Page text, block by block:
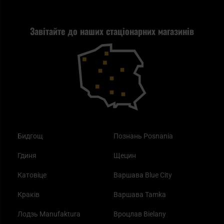
Завітайте до наших стаціонарних магазинів
Бидгощ
Гдиня
Катовіце
Краків
Лодзь Manufaktura
Познань Posnania
Щецин
Варшава Blue City
Варшава Tamka
Вроцлав Bielany
Повернення товару
Blackout - що це таке?
Як працює маска від смогу?
Найкращі спальні мішки на осінь
Самозахист